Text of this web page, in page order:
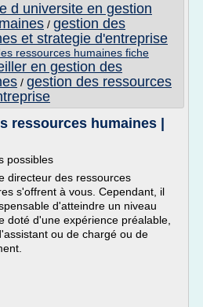
d universite en gestion
/ gestion des
et strategie d'entreprise
ressources humaines fiche
en gestion des
/ gestion des ressources
ressources humaines |
possibles
directeur des ressources
s'offrent à vous. Cependant, il
d'atteindre un niveau
doté d'une expérience préalable,
ou de chargé ou de